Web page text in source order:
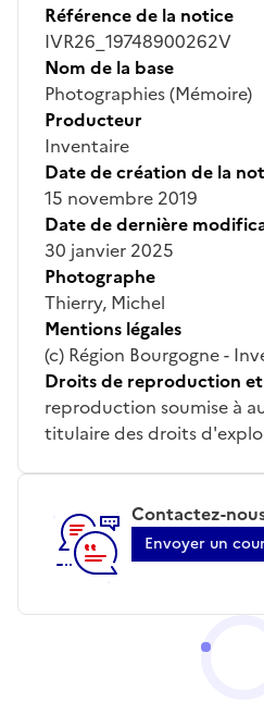
Référence de la notice
IVR26_19748900262V
Nom de la base
Photographies (Mémoire)
Producteur
Inventaire
Date de création de la
15 novembre 2019
Date de dernière
30 janvier 2025
Photographe
Thierry, Michel
Mentions légales
(c) Région Bourgogne -
Droits de reproduction
reproduction soumise à
titulaire des droits
Contactez-
Envoyer un